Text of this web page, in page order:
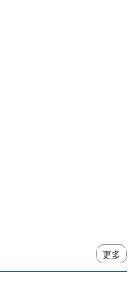
更多